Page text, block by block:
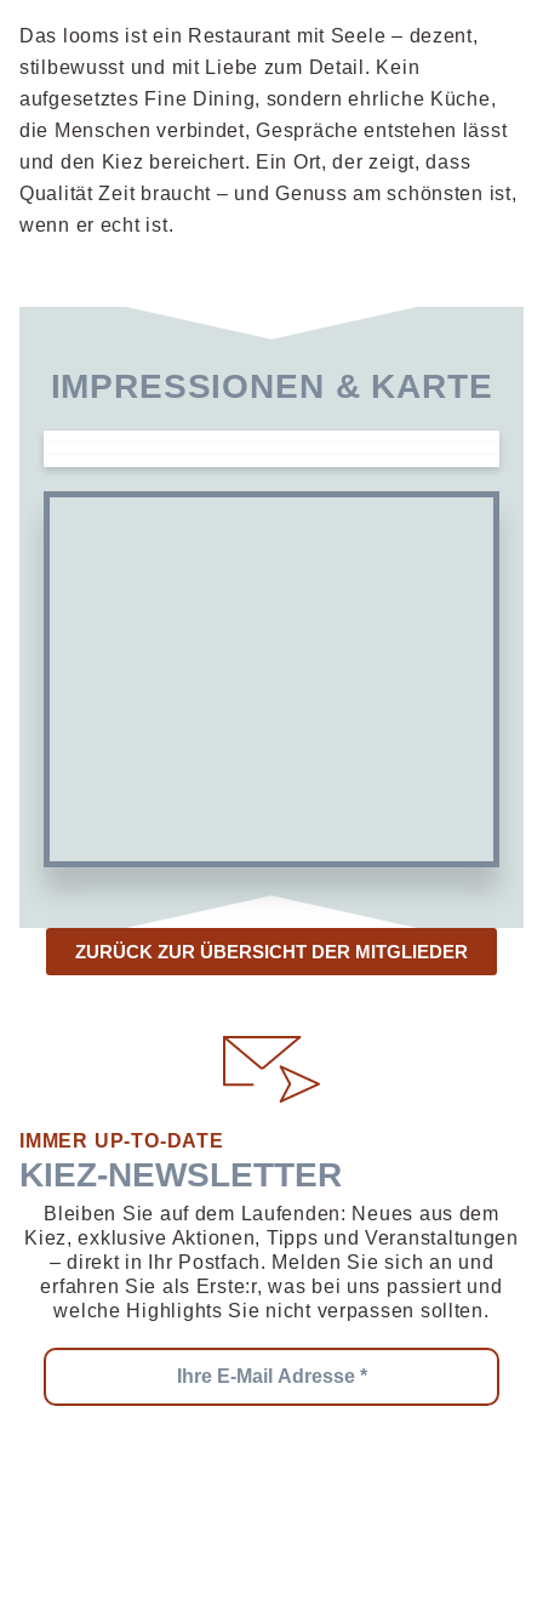
Das looms ist ein Restaurant mit Seele – dezent,
stilbewusst und mit Liebe zum Detail. Kein
aufgesetztes Fine Dining, sondern ehrliche Küche,
die Menschen verbindet, Gespräche entstehen lässt
und den Kiez bereichert. Ein Ort, der zeigt, dass
Qualität Zeit braucht – und Genuss am schönsten ist,
wenn er echt ist.
IMPRESSIONEN & KARTE
ZURÜCK ZUR ÜBERSICHT DER MITGLIEDER
IMMER UP-TO-DATE
KIEZ-NEWSLETTER
Bleiben Sie auf dem Laufenden: Neues aus dem
Kiez, exklusive Aktionen, Tipps und Veranstaltungen
– direkt in Ihr Postfach. Melden Sie sich an und
erfahren Sie als Erste:r, was bei uns passiert und
welche Highlights Sie nicht verpassen sollten.